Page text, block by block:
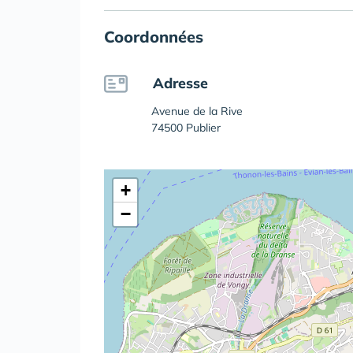
Coordonnées
Adresse
Avenue de la Rive
74500 Publier
+
−